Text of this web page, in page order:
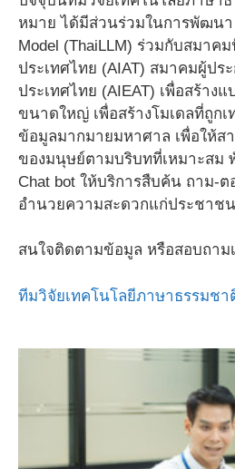
หมาย ได้มีส่วนร่วมในการพัฒนา
Model (ThaiLLM) ร่วมกับสมาค
ประเทศไทย (AIAT) สมาคมผู้ป
ประเทศไทย (AIEAT) เพื่อสร้าง
ขนาดใหญ่ เพื่อสร้างโมเดลที่ถูก
ข้อมูลมากมายมหาศาล เพื่อให้ส
ของมนุษย์ตามบริบทที่เหมาะสม
Chat bot ให้บริการสืบค้น ถาม-
อำนวยความสะดวกแก่ประชาชน
สนใจติดตามข้อมูล หรือสอบถาม
ทีมวิจัยเทคโนโลยีภาษาธรรมช